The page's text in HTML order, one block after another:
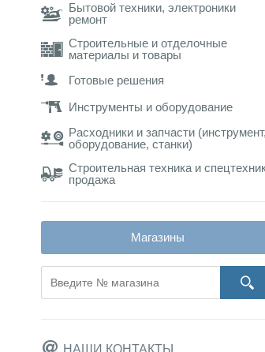
Бытовой техники, электроники
ремонт
Строительные и отделочные
материалы и товары
Готовые решения
Инструменты и оборудование
Расходники и запчасти (инструмент,
оборудование, станки)
Строительная техника и
продажа
Магазины
НАШИ КОНТАКТЫ